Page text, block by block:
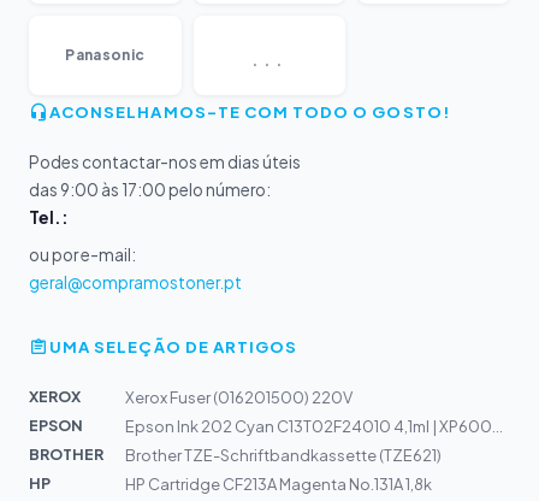
Panasonic ...
ACONSELHAMOS-TE COM TODO O GOSTO!
Podes contactar-nos em dias úteis
das 9:00 às 17:00 pelo número:
Tel.:
ou por e-mail:
geral@compramostoner.pt
UMA SELEÇÃO DE ARTIGOS
XEROX
Xerox Fuser (016201500) 220V
EPSON
BROTHER
Brother TZE-Schriftbandkassette (TZE621)
HP
HP Cartridge CF213A Magenta No.131A 1,8k